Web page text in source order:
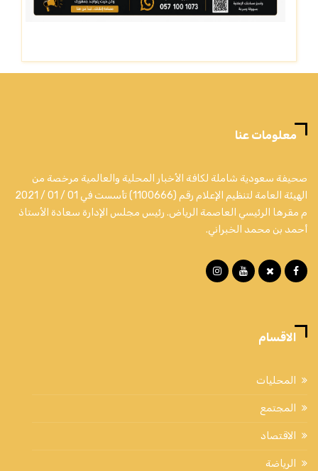
معلومات عنا
صحيفة سعودية شاملة لكافة الأخبار المحلية والعالمية مرخصة من
الهيئة العامة لتنظيم الإعلام رقم (1100666) تأسست في 01 / 01 / 2021
م مقرها الرئيسي العاصمة الرياض. رئيس مجلس الإدارة سعادة الأستاذ
أحمد بن محمد الخبراني.
الاقسام
المحليات
المجتمع
الاقتصاد
الرياضة